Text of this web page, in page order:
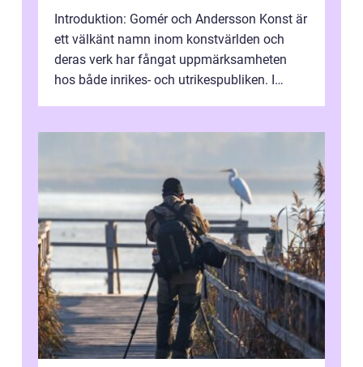
Introduktion: Gomér och Andersson Konst är
ett välkänt namn inom konstvärlden och
deras verk har fångat uppmärksamheten
hos både inrikes- och utrikespubliken. I